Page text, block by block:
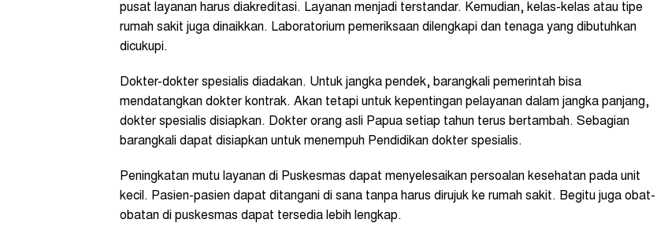
pusat layanan harus diakreditasi. Layanan menjadi terstandar. Kemudian, kelas-kelas atau tipe
rumah sakit juga dinaikkan. Laboratorium pemeriksaan dilengkapi dan tenaga yang dibutuhkan
dicukupi.
Dokter-dokter spesialis diadakan. Untuk jangka pendek, barangkali pemerintah bisa
mendatangkan dokter kontrak. Akan tetapi untuk kepentingan pelayanan dalam jangka panjang,
dokter spesialis disiapkan. Dokter orang asli Papua setiap tahun terus bertambah. Sebagian
barangkali dapat disiapkan untuk menempuh Pendidikan dokter spesialis.
Peningkatan mutu layanan di Puskesmas dapat menyelesaikan persoalan kesehatan pada unit
kecil. Pasien-pasien dapat ditangani di sana tanpa harus dirujuk ke rumah sakit. Begitu juga obat-
obatan di puskesmas dapat tersedia lebih lengkap.